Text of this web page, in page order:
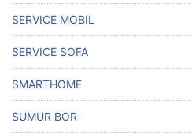
SERVICE MOBIL
SERVICE SOFA
SMARTHOME
SUMUR BOR